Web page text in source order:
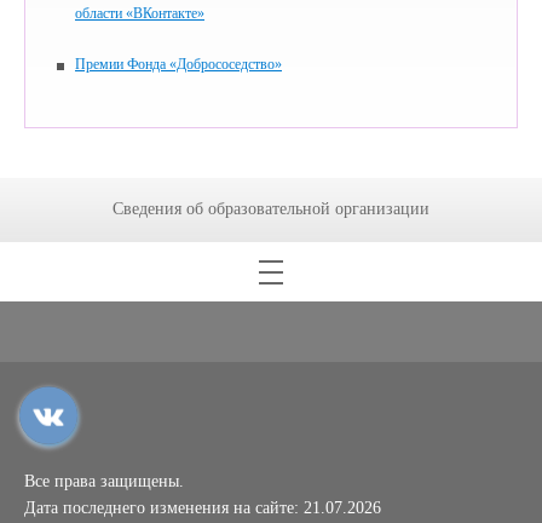
области «ВКонтакте»
Премии Фонда «Добрососедство»
Сведения об образовательной организации
Все права защищены.
Дата последнего изменения на сайте: 21.07.2026